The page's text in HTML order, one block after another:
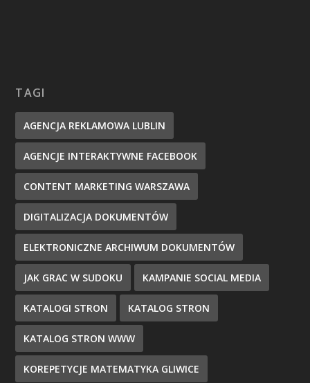
TAGI
AGENCJA REKLAMOWA LUBLIN
AGENCJE INTERAKTYWNE FACEBOOK
CONTENT MARKETING WARSZAWA
DIGITALIZACJA DOKUMENTÓW
ELEKTRONICZNE ARCHIWUM DOKUMENTÓW
JAK GRAC W SUDOKU KAMPANIE SOCIAL MEDIA
KATALOGI STRON KATALOG STRON
KATALOG STRON WWW
KOREPETYCJE MATEMATYKA GLIWICE